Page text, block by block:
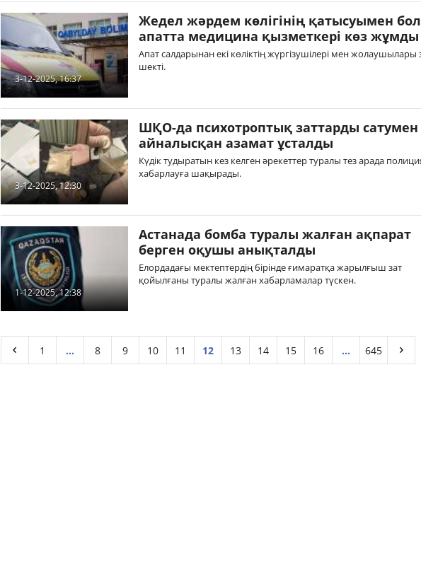
3-12-2025, 16:37
Жедел жәрдем көлігінің қатысуымен
апатта медицина қызметкері көз жұмды
Апат салдарынан екі көліктің жүргізушілері мен жолаушылары
шекті.
3-12-2025, 12:30
ШҚО-да психотроптық заттарды сатумен
айналысқан азамат ұсталды
Күдік тудыратын кез келген әрекеттер туралы тез арада
хабарлауға шақырады.
1-12-2025, 12:38
Астанада бомба туралы жалған ақпарат
берген оқушы анықталды
Елордадағы мектептердің бірінде ғимаратқа жарылғыш зат
қойылғаны туралы жалған хабарламалар түскен.
1 ... 8 9 10 11 12 13 14 15 16 ... 645